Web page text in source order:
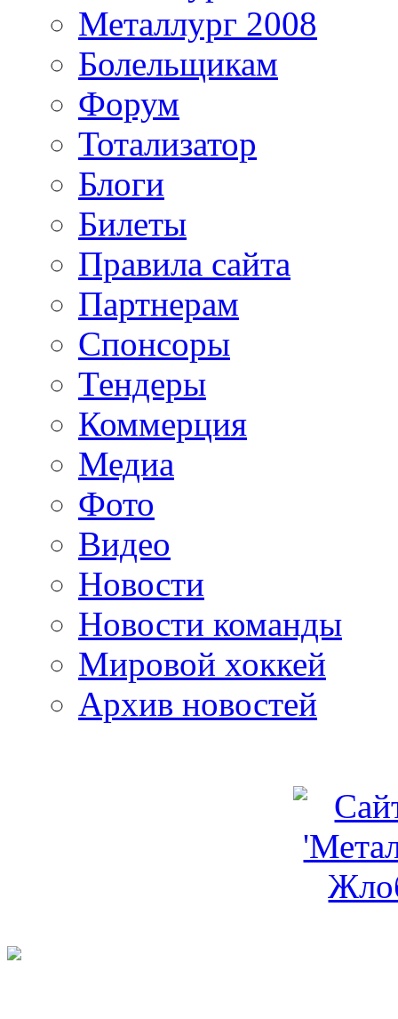
Металлург 2008
Болельщикам
Форум
Тотализатор
Блоги
Билеты
Правила сайта
Партнерам
Спонсоры
Тендеры
Коммерция
Медиа
Фото
Видео
Новости
Новости команды
Мировой хоккей
Архив новостей